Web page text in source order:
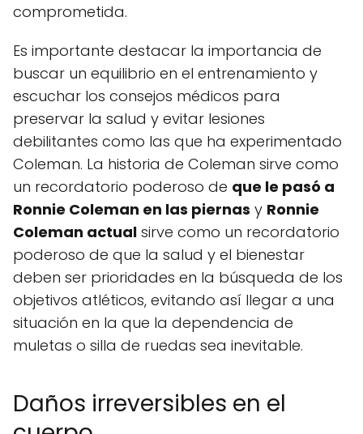
comprometida.
Es importante destacar la importancia de
buscar un equilibrio en el entrenamiento y
escuchar los consejos médicos para
preservar la salud y evitar lesiones
debilitantes como las que ha experimentado
Coleman. La historia de Coleman sirve como
un recordatorio poderoso de que le pasó a
Ronnie Coleman en las piernas y Ronnie
Coleman actual sirve como un recordatorio
poderoso de que la salud y el bienestar
deben ser prioridades en la búsqueda de los
objetivos atléticos, evitando así llegar a una
situación en la que la dependencia de
muletas o silla de ruedas sea inevitable.
Daños irreversibles en el